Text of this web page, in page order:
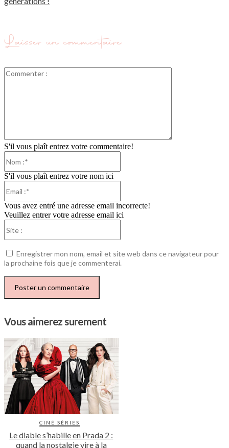
Laisser un commentaire
S'il vous plaît entrez votre commentaire!
S'il vous plaît entrez votre nom ici
Vous avez entré une adresse email incorrecte!
Veuillez entrer votre adresse email ici
Enregistrer mon nom, email et site web dans ce navigateur pour
la prochaine fois que je commenterai.
Vous aimerez surement
CINÉ SÉRIES
Le diable s’habille en Prada 2 :
quand la nostalgie vire à la